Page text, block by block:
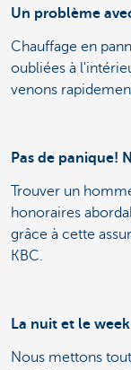
Un problème
Chauffage en
oubliées à
venons
Pas de panique!
Trouver un
honoraires
grâce à cette
KBC.
La nuit et le
Nous mettons